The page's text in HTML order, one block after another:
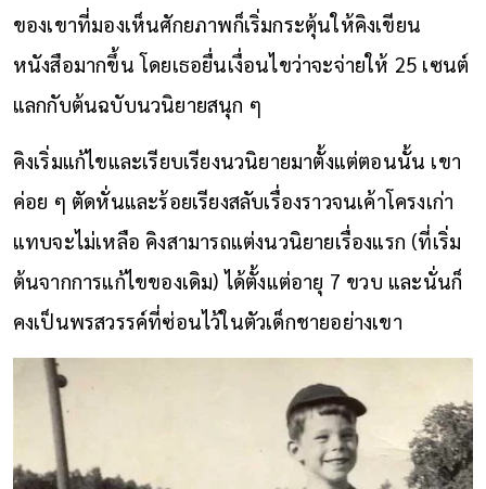
ของเขาที่มองเห็นศักยภาพก็เริ่มกระตุ้นให้คิงเขียน
หนังสือมากขึ้น โดยเธอยื่นเงื่อนไขว่าจะจ่ายให้ 25 เซนต์
แลกกับต้นฉบับนวนิยายสนุก ๆ
คิงเริ่มแก้ไขและเรียบเรียงนวนิยายมาตั้งแต่ตอนนั้น เขา
ค่อย ๆ ตัดหั่นและร้อยเรียงสลับเรื่องราวจนเค้าโครงเก่า
แทบจะไม่เหลือ คิงสามารถแต่งนวนิยายเรื่องแรก (ที่เริ่ม
ต้นจากการแก้ไขของเดิม) ได้ตั้งแต่อายุ 7 ขวบ และนั่นก็
คงเป็นพรสวรรค์ที่ซ่อนไว้ในตัวเด็กชายอย่างเขา